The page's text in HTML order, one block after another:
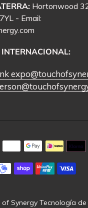
Hortonwood
- Email:
Métodos
de
pago
of Synergy Tecnología